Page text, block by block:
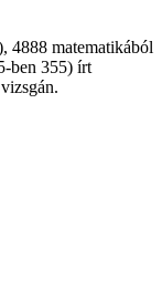
4888 matematikából
ben 355) írt